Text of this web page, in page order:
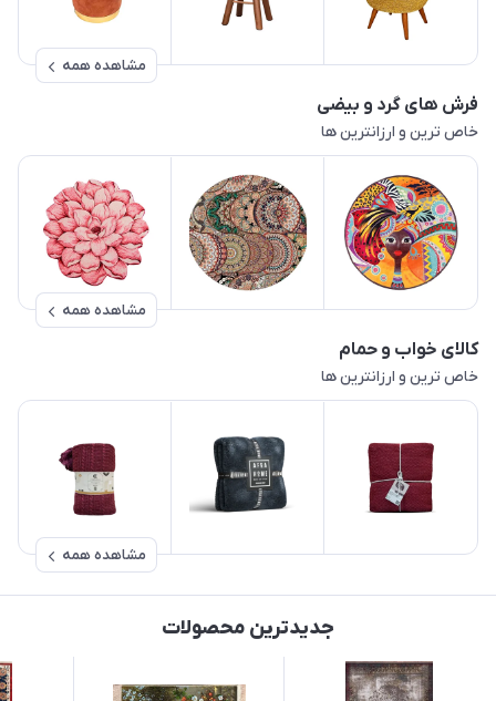
مشاهده همه
فرش های گرد و بیضی
خاص ترین و ارزانترین ها
مشاهده همه
کالای خواب و حمام
خاص ترین و ارزانترین ها
مشاهده همه
جدیدترین محصولات